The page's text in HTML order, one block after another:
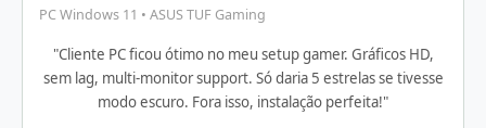
PC Windows 11 • ASUS TUF Gaming
"Cliente PC ficou ótimo no meu setup gamer. Gráficos HD,
sem lag, multi-monitor support. Só daria 5 estrelas se tivesse
modo escuro. Fora isso, instalação perfeita!"